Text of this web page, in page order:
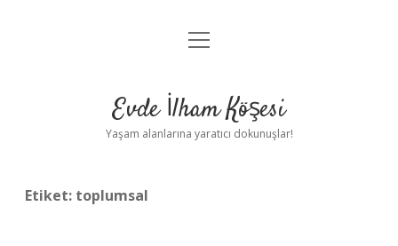
Anasayfa
Yasal Uyarı
menüyü
Evde İlham Köşesi
Yaşam alanlarına yaratıcı dokunuşlar!
Etiket: toplumsal